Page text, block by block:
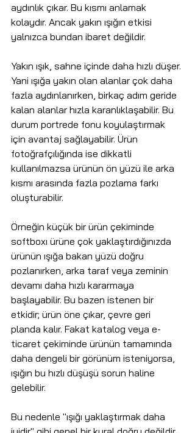
aydınlık çıkar. Bu kısmı anlamak
kolaydır. Ancak yakın ışığın etkisi
yalnızca bundan ibaret değildir.
Yakın ışık, sahne içinde daha hızlı düşer.
Yani ışığa yakın olan alanlar çok daha
fazla aydınlanırken, birkaç adım geride
kalan alanlar hızla karanlıklaşabilir. Bu
durum portrede fonu koyulaştırmak
için avantaj sağlayabilir. Ürün
fotoğrafçılığında ise dikkatli
kullanılmazsa ürünün ön yüzü ile arka
kısmı arasında fazla pozlama farkı
oluşturabilir.
Örneğin küçük bir ürün çekiminde
softboxı ürüne çok yaklaştırdığınızda
ürünün ışığa bakan yüzü doğru
pozlanırken, arka taraf veya zeminin
devamı daha hızlı kararmaya
başlayabilir. Bu bazen istenen bir
etkidir; ürün öne çıkar, çevre geri
planda kalır. Fakat katalog veya e-
ticaret çekiminde ürünün tamamında
daha dengeli bir görünüm isteniyorsa,
ışığın bu hızlı düşüşü sorun haline
gelebilir.
Bu nedenle "ışığı yaklaştırmak daha